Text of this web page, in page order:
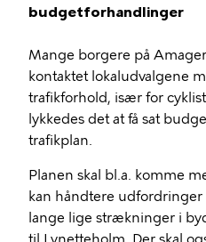
budgetforhandlinger
Mange borgere på
kontaktet lokaludvalgene
trafikforhold, især for
lykkedes det at få sat
trafikplan.
Planen skal bl.a. komme
kan håndtere
lange lige strækninger i